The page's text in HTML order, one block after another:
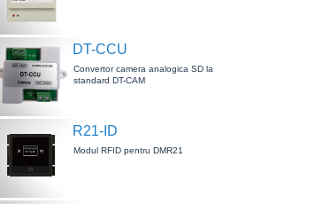
DT-CCU
Convertor camera analogica SD la
standard DT-CAM
R21-ID
Modul RFID pentru DMR21